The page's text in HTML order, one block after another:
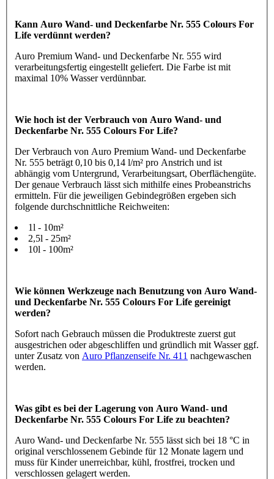
Kann Auro Wand- und Deckenfarbe Nr. 555 Colours For
Life verdünnt werden?
Auro Premium Wand- und Deckenfarbe Nr. 555 wird
verarbeitungsfertig eingestellt geliefert. Die Farbe ist mit
maximal 10% Wasser verdünnbar.
Wie hoch ist der Verbrauch von Auro Wand- und
Deckenfarbe Nr. 555 Colours For Life?
Der Verbrauch von Auro Premium Wand- und Deckenfarbe
Nr. 555 beträgt 0,10 bis 0,14 l/m² pro Anstrich und ist
abhängig vom Untergrund, Verarbeitungsart, Oberflächengüte.
Der genaue Verbrauch lässt sich mithilfe eines Probeanstrichs
ermitteln. Für die jeweiligen Gebindegrößen ergeben sich
folgende durchschnittliche Reichweiten:
1l - 10m²
2,5l - 25m²
10l - 100m²
Wie können Werkzeuge nach Benutzung von Auro Wand-
und Deckenfarbe Nr. 555 Colours For Life gereinigt
werden?
Sofort nach Gebrauch müssen die Produktreste zuerst gut
ausgestrichen oder abgeschliffen und gründlich mit Wasser ggf.
unter Zusatz von Auro Pflanzenseife Nr. 411 nachgewaschen
werden.
Was gibt es bei der Lagerung von Auro Wand- und
Deckenfarbe Nr. 555 Colours For Life zu beachten?
Auro Wand- und Deckenfarbe Nr. 555 lässt sich bei 18 °C in
original verschlossenem Gebinde für 12 Monate lagern und
muss für Kinder unerreichbar, kühl, frostfrei, trocken und
verschlossen gelagert werden.